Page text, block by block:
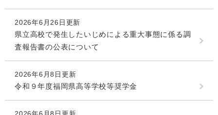
2026年6月26日更新
県立高校で発生したいじめによる重大事態に係る調
査報告書の公表について
2026年6月8日更新
令和９年度福岡県高等学校等奨学金